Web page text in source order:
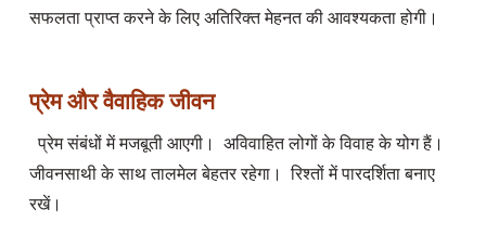
सफलता प्राप्त करने के लिए अतिरिक्त मेहनत की आवश्यकता होगी।
प्रेम और वैवाहिक जीवन
  प्रेम संबंधों में मजबूती आएगी।  अविवाहित लोगों के विवाह के योग हैं।
जीवनसाथी के साथ तालमेल बेहतर रहेगा।  रिश्तों में पारदर्शिता बनाए
रखें।